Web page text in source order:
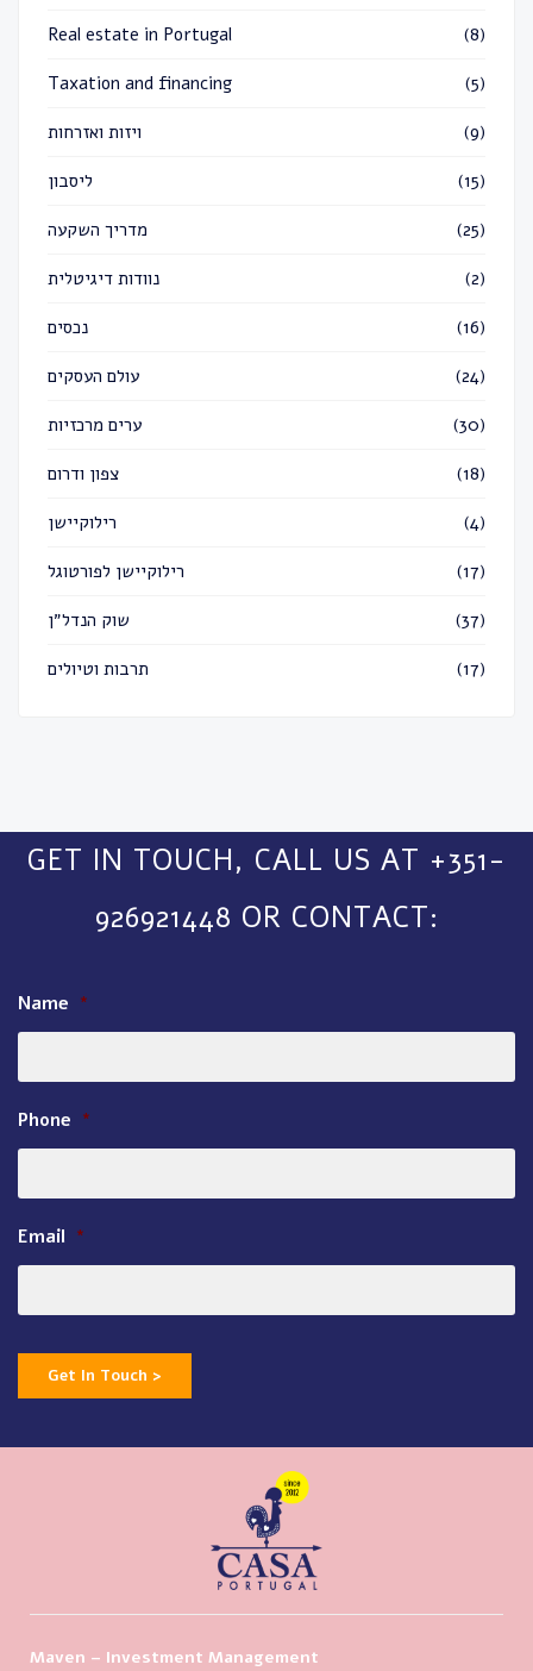
Real estate in Portugal (8)
Taxation and financing (5)
ויזות ואזרחות (9)
ליסבון (15)
מדריך השקעה (25)
נוודות דיגיטלית (2)
נכסים (16)
עולם העסקים (24)
ערים מרכזיות (30)
צפון ודרום (18)
רילוקיישן (4)
רילוקיישן לפורטוגל (17)
שוק הנדל״ן (37)
תרבות וטיולים (17)
GET IN TOUCH, CALL US AT +351-
926921448 OR CONTACT:
Name *
Phone *
Email *
Get In Touch >
Maven – Investment Management